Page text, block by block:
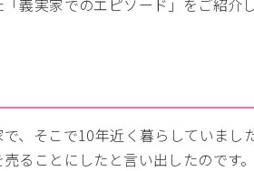
義実家でのエピソード」をご紹介し
、そこで10年近く暮らしていました
ることにしたと言い出したのです。